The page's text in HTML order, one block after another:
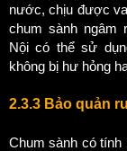
nước, chịu được
chum sành ngâm
Nội có thể sử
không bị hư hỏng
2.3.3 Bảo quản
Chum sành có tính